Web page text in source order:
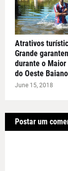
Atrativos
Grande
durante o Maior
do Oeste Baiano
June 15, 2018
Postar um